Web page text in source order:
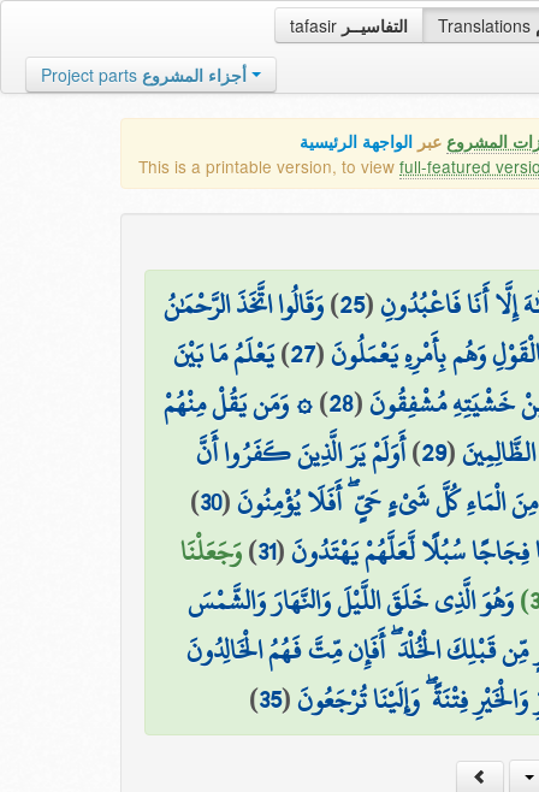
tafasir التفاسيــر Translations
Project parts أجزاء المشروع
المشروع عبر الواجهة الرئيسية
This is a printable version, to view full-featured
إِلَّا أَنَا فَاعْبُدُونِ(
25
)وَقَالُوا اتَّخَذَ الرَّحْمَٰنُ
وَهُم بِأَمْرِهِ يَعْمَلُونَ(
27
)يَعْلَمُ مَا بَيْنَ
خَشْيَتِهِ مُشْفِقُونَ(
28
)۞ وَمَن يَقُلْ مِنْهُمْ
(
29
)أَوَلَمْ يَرَ الَّذِينَ كَفَرُوا أَنَّ
الْمَاءِ كُلَّ شَيْءٍ حَيٍّ ۖ أَفَلَا يُؤْمِنُونَ(
30
)
سُبُلًا لَّعَلَّهُمْ يَهْتَدُونَ(
31
)وَجَعَلْنَا
وَهُوَ الَّذِي خَلَقَ اللَّيْلَ وَالنَّهَارَ وَالشَّمْسَ
مِّن قَبْلِكَ الْخُلْدَ ۖ أَفَإِن مِّتَّ فَهُمُ الْخَالِدُونَ
فِتْنَةً ۖ وَإِلَيْنَا تُرْجَعُونَ(
35
)